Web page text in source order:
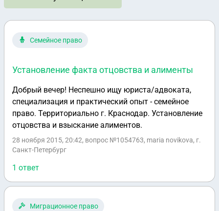
Семейное право
Установление факта отцовства и алименты
Добрый вечер! Неспешно ищу юриста/адвоката,
специализация и практический опыт - семейное
право. Территориально г. Краснодар. Установление
отцовства и взыскание алиментов.
28 ноября 2015, 20:42, вопрос №1054763, maria novikova, г.
Санкт-Петербург
1 ответ
Миграционное право